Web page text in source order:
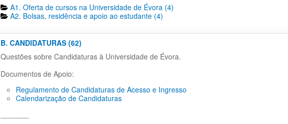
A1. Oferta de cursos na Universidade de Évora (4)
A2. Bolsas, residência e apoio ao estudante (4)
B. CANDIDATURAS (62)
Questões sobre Candidaturas à Universidade de Évora.
Documentos de Apoio:
Regulamento de Candidaturas de Acesso e Ingresso
Calendarização de Candidaturas